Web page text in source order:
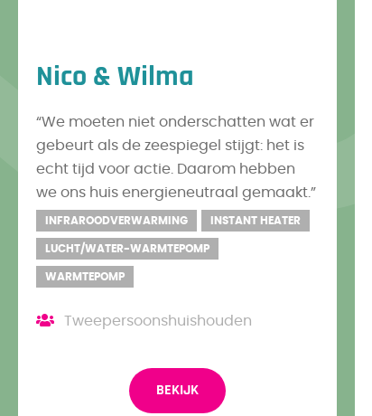
Nico & Wilma
“We moeten niet onderschatten wat er
gebeurt als de zeespiegel stijgt: het is
echt tijd voor actie. Daarom hebben
we ons huis energieneutraal gemaakt.”
INFRAROODVERWARMING INSTANT HEATER
LUCHT/WATER-WARMTEPOMP
WARMTEPOMP
Tweepersoonshuishouden
BEKIJK